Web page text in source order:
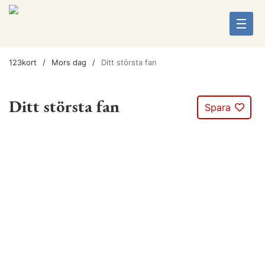
123kort Mors dag Ditt största fan
Ditt största fan Spara